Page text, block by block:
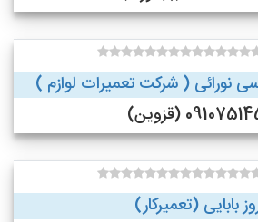
( شرکت تعمیرات لوازم )
(قزوین)
بابایی (تعمیرکار)